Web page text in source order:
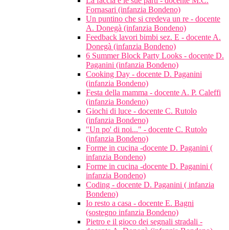
Fornasari (infanzia Bondeno)
Un puntino che si credeva un re - docente
A. Donegà (infanzia Bondeno)
Feedback lavori bimbi sez. E - docente A.
Donegà (infanzia Bondeno)
6 Summer Block Party Looks - docente D.
Paganini (infanzia Bondeno)
Cooking Day - docente D. Paganini
(infanzia Bondeno)
Festa della mamma - docente A. P. Caleffi
(infanzia Bondeno)
Giochi di luce - docente C. Rutolo
(infanzia Bondeno)
"Un po' di noi..." - docente C. Rutolo
(infanzia Bondeno)
Forme in cucina -docente D. Paganini (
infanzia Bondeno)
Forme in cucina -docente D. Paganini (
infanzia Bondeno)
Coding - docente D. Paganini ( infanzia
Bondeno)
Io resto a casa - docente E. Bagni
(sostegno infanzia Bondeno)
Pietro e il gioco dei segnali stradali -